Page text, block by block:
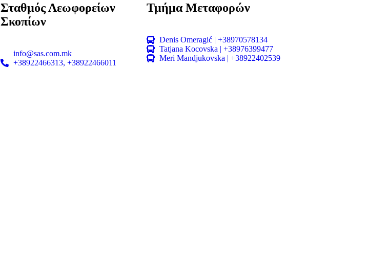
Σταθμός Λεωφορείων
Σκοπίων
info@sas.com.mk
+38922466313, +38922466011
Τμήμα Μεταφορών
Denis Omeragić | +38970578134
Tatjana Kocovska | +38976399477
Meri Mandjukovska | +38922402539